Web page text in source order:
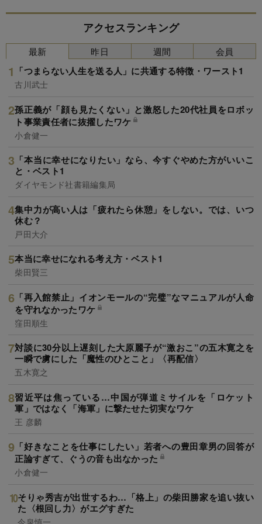
アクセスランキング
最新
「つまらない人生を送る人」に共通する特徴・ワースト1
古川武士
孫正義が「顔も見たくない」と激怒した20代社員をロボッ
ト事業責任者に抜擢したワケ
小倉健一
「本当に幸せになりたい」なら、今すぐやめた方がいいこ
と・ベスト1
ダイヤモンド社書籍編集局
集中力が高い人は「疲れたら休憩」をしない。では、いつ
休む？
戸田大介
本当に幸せになれる考え方・ベスト1
柴田賢三
「再入館禁止」イオンモールの“完璧”なマニュアルが人命
を守れなかったワケ
窪田順生
対談に30分以上遅刻した大原麗子が“激おこ”の五木寛之を
一瞬で虜にした「魔性のひとこと」〈再配信〉
五木寛之
習近平は焦っている…中国が弾道ミサイルを「ロケット
軍」ではなく「海軍」に撃たせた切実なワケ
王 彦麟
「好きなことを仕事にしたい」若者への豊田章男の回答が
正論すぎて、ぐうの音も出なかった
小倉健一
そりゃ秀吉が出世するわ…「格上」の柴田勝家を追い抜い
た〈根回し力〉がエグすぎた
今泉慎一
昨日 週間 会員